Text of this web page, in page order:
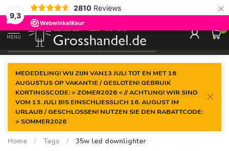
9,3
2810 Reviews ×
Gegarandeerde delaagste prijs
MENU
0
MEDEDELING! WIJ ZIJN VAN13 JULI TOT EN MET 16
AUGUSTUS OP VAKANTIE / GESLOTEN! GEBRUIK
KORTINGSCODE: > ZOMER2026 < // ACHTUNG! WIR SIND
VOM 13. JULI BIS EINSCHLIESSLICH 16. AUGUST IM
URLAUB / GESCHLOSSEN! NUTZEN SIE DEN RABATTCODE:
> SOMMER2026
Home / Tags / 35w led downlighter